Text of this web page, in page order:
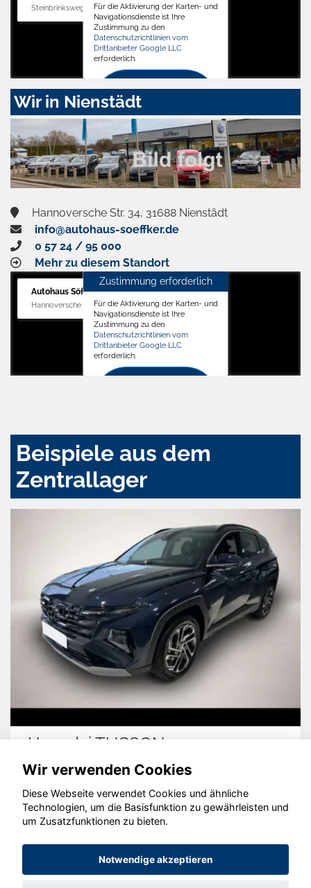
Steinbrinksweg 12, 31840 Hessisch Oldendorf
Für die Aktivierung der Karten- und
Navigationsdienste ist Ihre
Zustimmung zu den
Datenschutzrichtlinien vom
Drittanbieter Google LLC
erforderlich.
Zustimmen
aktivieren
Wir in Nienstädt
Hannoversche Str. 34, 31688 Nienstädt
info@autohaus-soeffker.de
0 57 24 / 95 000
Mehr zu diesem Standort
Autohaus Söffker GmbH
Hannoversche Str. 34, 31688 Nienstädt
Zustimmung erforderlich
Für die Aktivierung der Karten- und
Navigationsdienste ist Ihre
Zustimmung zu den
Datenschutzrichtlinien vom
Drittanbieter Google LLC
erforderlich.
Beispiele aus dem
Zentrallager
Hyundai TUCSON
© konjunkturmotor.de GmbH 2020 - 2026
Wir verwenden Cookies
Diese Webseite verwendet Cookies und ähnliche
Technologien, um die Basisfunktion zu gewährleisten und
um Zusatzfunktionen zu bieten.
Notwendige akzeptieren